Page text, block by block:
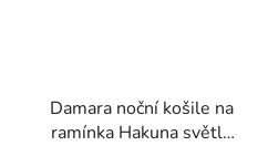
Damara noční košile na
ramínka Hakuna světle